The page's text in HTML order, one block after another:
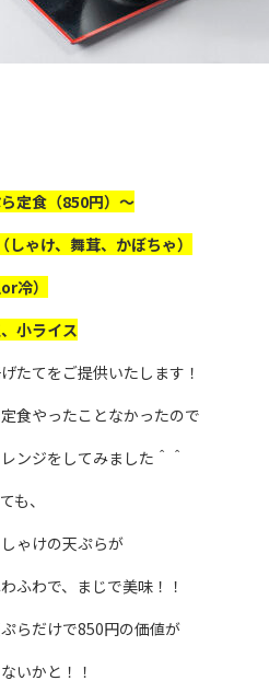
定食（850円）～
しゃけ、舞茸、かぼちゃ）
冷）
小ライス
たてをご提供いたします！
食やったことなかったので
ンジをしてみました＾＾
も、
ゃけの天ぷらが
ふわで、まじで美味！！
らだけで850円の価値が
いかと！！